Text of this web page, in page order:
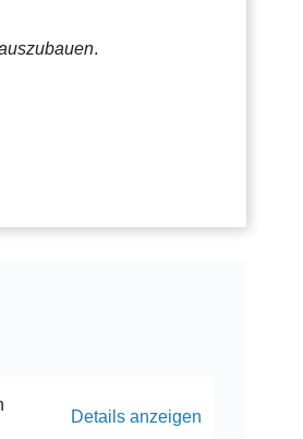
.
Details anzeigen